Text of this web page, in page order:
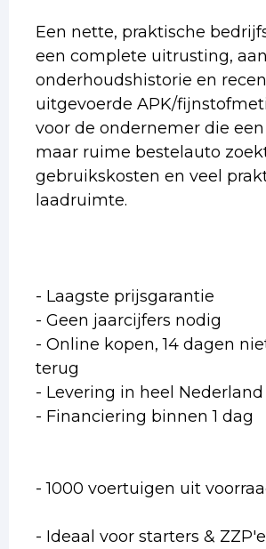
Een nette, praktische
een complete uitrusting,
onderhoudshistorie en
uitgevoerde APK/
voor de ondernemer die
maar ruime bestelauto
gebruikskosten en veel
laadruimte.
- Laagste prijsgarantie
- Geen jaarcijfers nodig
- Online kopen, 14 dagen
terug
- Levering in heel Nederland
- Financiering binnen 1 dag
- 1000 voertuigen uit
- Ideaal voor starters &